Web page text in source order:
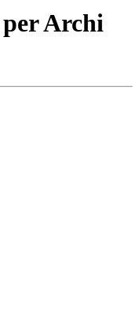
Archi